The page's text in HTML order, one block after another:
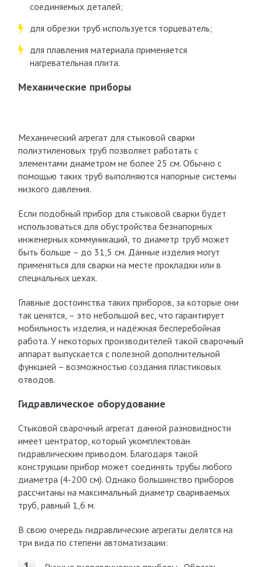
соединяемых деталей;
для обрезки труб используется торцеватель;
для плавления материала применяется
нагревательная плита.
Механические приборы
Механический агрегат для стыковой сварки
полиэтиленовых труб позволяет работать с
элементами диаметром не более 25 см. Обычно с
помощью таких труб выполняются напорные системы
низкого давления.
Если подобный прибор для стыковой сварки будет
использоваться для обустройства безнапорных
инженерных коммуникаций, то диаметр труб может
быть больше – до 31,5 см. Данные изделия могут
применяться для сварки на месте прокладки или в
специальных цехах.
Главные достоинства таких приборов, за которые они
так ценятся, – это небольшой вес, что гарантирует
мобильность изделия, и надёжная бесперебойная
работа. У некоторых производителей такой сварочный
аппарат выпускается с полезной дополнительной
функцией – возможностью создания пластиковых
отводов.
Гидравлическое оборудование
Стыковой сварочный агрегат данной разновидности
имеет центратор, который укомплектован
гидравлическим приводом. Благодаря такой
конструкции прибор может соединять трубы любого
диаметра (4-200 см). Однако большинство приборов
рассчитаны на максимальный диаметр свариваемых
труб, равный 1,6 м.
В свою очередь гидравлические агрегаты делятся на
три вида по степени автоматизации: